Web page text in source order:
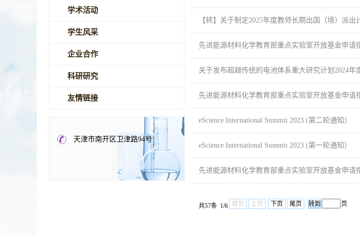
学术活动
学生风采
企业合作
科研研究
友情链接
天津市南开区卫津路94号
【转】关于制定2025年度教师长期出国（境）派出
先进能源材料化学教育部重点实验室开放基金申请
关于发布超越传统的电池体系重大研究计划2024年
先进能源材料化学教育部重点实验室开放基金申请
eScience International Summit 2023 (第二轮通知）
eScience International Summit 2023 (第一轮通知）
先进能源材料化学教育部重点实验室开放基金申请
共57条 1/6 首页 上页 下页 尾页 页